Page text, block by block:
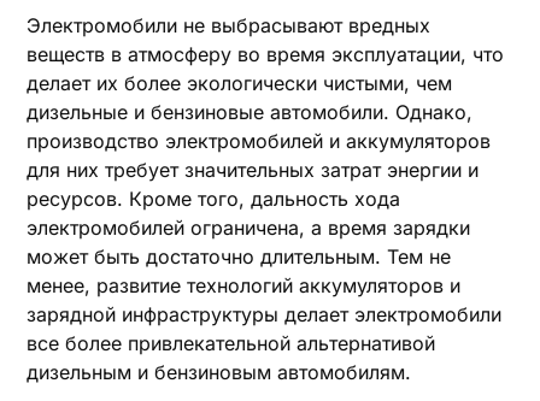
Электромобили не выбрасывают вредных
веществ в атмосферу во время эксплуатации, что
делает их более экологически чистыми, чем
дизельные и бензиновые автомобили. Однако,
производство электромобилей и аккумуляторов
для них требует значительных затрат энергии и
ресурсов. Кроме того, дальность хода
электромобилей ограничена, а время зарядки
может быть достаточно длительным. Тем не
менее, развитие технологий аккумуляторов и
зарядной инфраструктуры делает электромобили
все более привлекательной альтернативой
дизельным и бензиновым автомобилям.